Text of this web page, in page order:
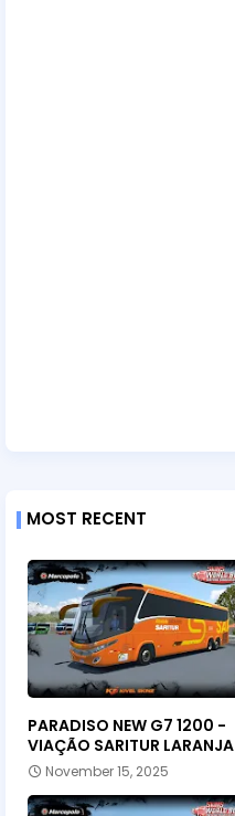
MOST RECENT
PARADISO NEW G7 1200 -
VIAÇÃO SARITUR LARANJA
November 15, 2025